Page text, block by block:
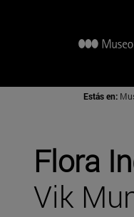
Estás en:
Flora
Vik